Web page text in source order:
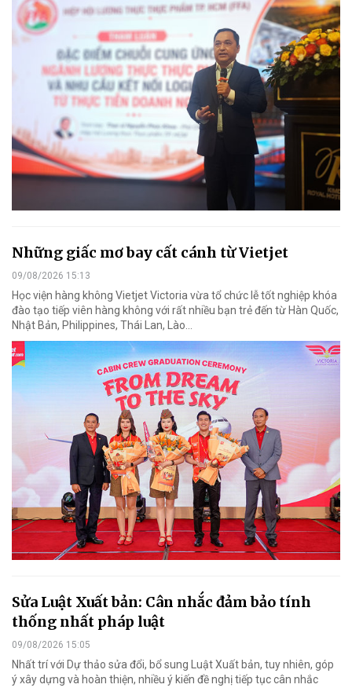
Những giấc mơ bay cất cánh từ Vietjet
09/08/2026 15:13
Học viện hàng không Vietjet Victoria vừa tổ chức lễ tốt nghiệp khóa
đào tạo tiếp viên hàng không với rất nhiều bạn trẻ đến từ Hàn Quốc,
Nhật Bản, Philippines, Thái Lan, Lào…
Sửa Luật Xuất bản: Cân nhắc đảm bảo tính
thống nhất pháp luật
09/08/2026 15:05
Nhất trí với Dự thảo sửa đổi, bổ sung Luật Xuất bản, tuy nhiên, góp
ý xây dựng và hoàn thiện, nhiều ý kiến đề nghị tiếp tục cân nhắc